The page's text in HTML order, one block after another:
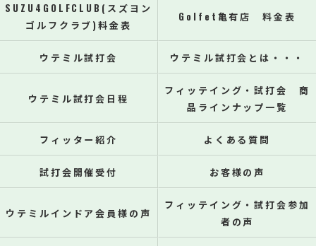
SUZU4GOLFCLUB(スズヨン
ゴルフクラブ)料金表
Golfet亀有店 料金表
ウテミル試打会 ウテミル試打会とは・・・
ウテミル試打会日程
フィッテイング・試打会 商
品ラインナップ一覧
フィッター紹介 よくある質問
試打会開催受付 お客様の声
ウテミルインドア会員様の声
フィッテイング・試打会参加
者の声